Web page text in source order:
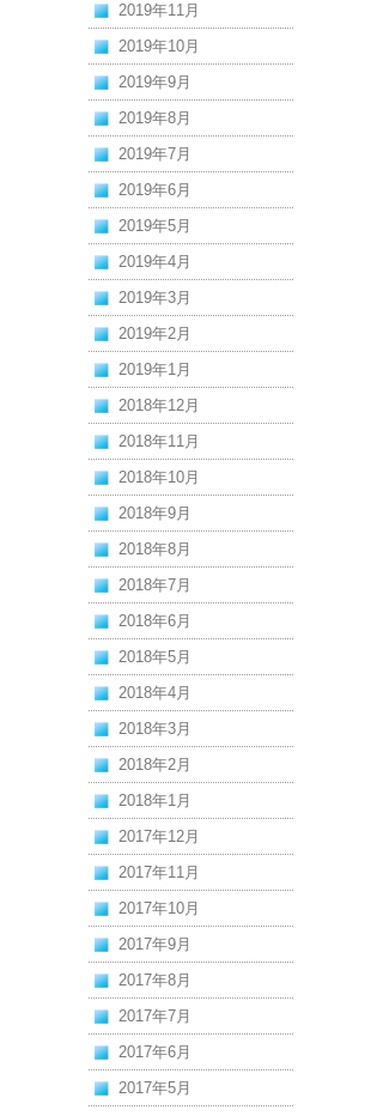
2019年11月
2019年10月
2019年9月
2019年8月
2019年7月
2019年6月
2019年5月
2019年4月
2019年3月
2019年2月
2019年1月
2018年12月
2018年11月
2018年10月
2018年9月
2018年8月
2018年7月
2018年6月
2018年5月
2018年4月
2018年3月
2018年2月
2018年1月
2017年12月
2017年11月
2017年10月
2017年9月
2017年8月
2017年7月
2017年6月
2017年5月